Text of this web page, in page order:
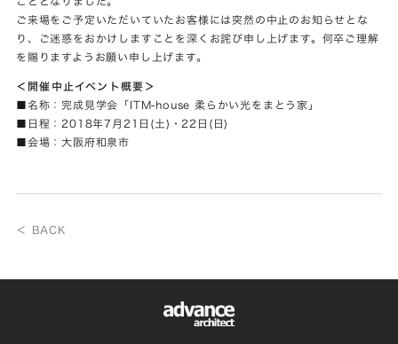
ご来場をご予定いただいていたお客様には突然の中止のお知らせとな
り、ご迷惑をおかけしますことを深くお詫び申し上げます。何卒ご理解
を賜りますようお願い申し上げます。
＜開催中止イベント概要＞
■名称：完成見学会「ITM-house 柔らかい光をまとう家」
■日程：2018年7月21日(土)・22日(日)
■会場：大阪府和泉市
＜ BACK